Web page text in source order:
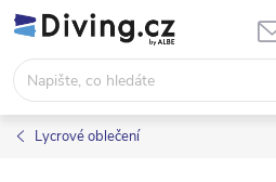
Přejít
na
obsah
Lycrové oblečení